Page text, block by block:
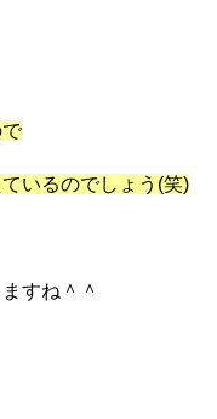
いるのでしょう(笑)
すね＾＾